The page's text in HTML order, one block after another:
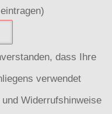
dass Ihre
verwendet
Widerrufshinweise